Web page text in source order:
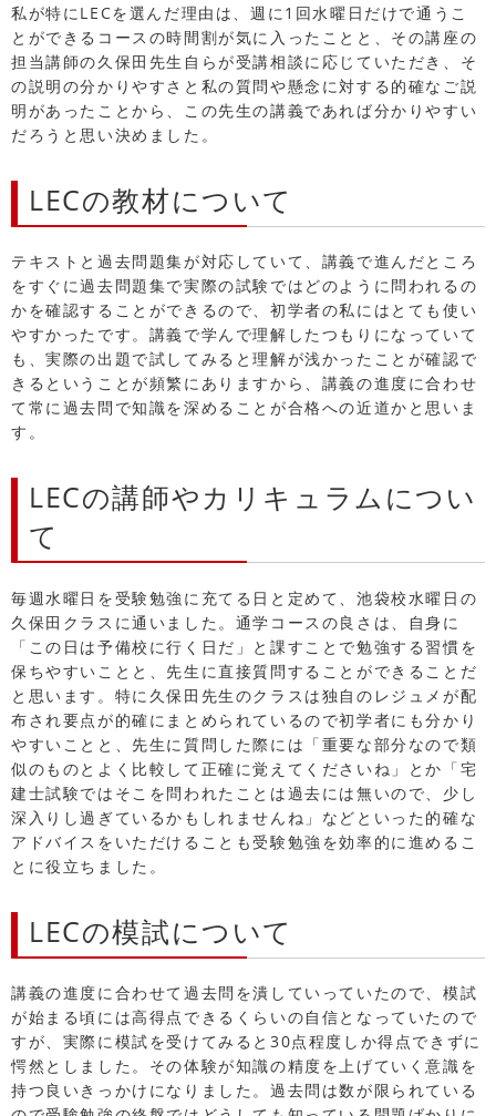
私が特にLECを選んだ理由は、週に1回水曜日だけで通うこ
とができるコースの時間割が気に入ったことと、その講座の
担当講師の久保田先生自らが受講相談に応じていただき、そ
の説明の分かりやすさと私の質問や懸念に対する的確なご説
明があったことから、この先生の講義であれば分かりやすい
だろうと思い決めました。
LECの教材について
テキストと過去問題集が対応していて、講義で進んだところ
をすぐに過去問題集で実際の試験ではどのように問われるの
かを確認することができるので、初学者の私にはとても使い
やすかったです。講義で学んで理解したつもりになっていて
も、実際の出題で試してみると理解が浅かったことが確認で
きるということが頻繁にありますから、講義の進度に合わせ
て常に過去問で知識を深めることが合格への近道かと思いま
す。
LECの講師やカリキュラムについ
て
毎週水曜日を受験勉強に充てる日と定めて、池袋校水曜日の
久保田クラスに通いました。通学コースの良さは、自身に
「この日は予備校に行く日だ」と課すことで勉強する習慣を
保ちやすいことと、先生に直接質問することができることだ
と思います。特に久保田先生のクラスは独自のレジュメが配
布され要点が的確にまとめられているので初学者にも分かり
やすいことと、先生に質問した際には「重要な部分なので類
似のものとよく比較して正確に覚えてくださいね」とか「宅
建士試験ではそこを問われたことは過去には無いので、少し
深入りし過ぎているかもしれませんね」などといった的確な
アドバイスをいただけることも受験勉強を効率的に進めるこ
とに役立ちました。
LECの模試について
講義の進度に合わせて過去問を潰していっていたので、模試
が始まる頃には高得点できるくらいの自信となっていたので
すが、実際に模試を受けてみると30点程度しか得点できずに
愕然としました。その体験が知識の精度を上げていく意識を
持つ良いきっかけになりました。過去問は数が限られている